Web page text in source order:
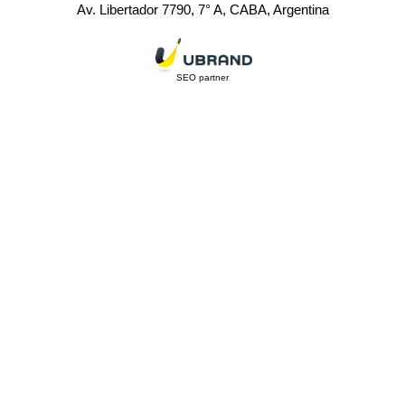
Av. Libertador 7790, 7° A, CABA, Argentina
SEO partner